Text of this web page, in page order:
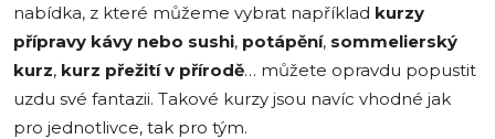
nabídka, z které můžeme vybrat například kurzy
přípravy kávy nebo sushi, potápění, sommelierský
kurz, kurz přežití v přírodě… můžete opravdu popustit
uzdu své fantazii. Takové kurzy jsou navíc vhodné jak
pro jednotlivce, tak pro tým.